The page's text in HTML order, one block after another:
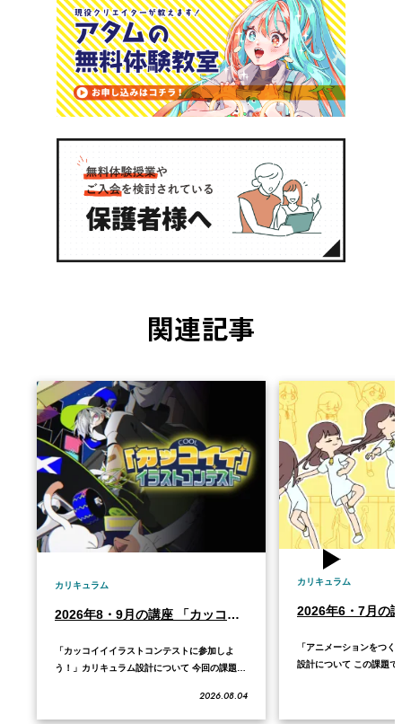
関連記事
カリキュラム
2026年8・9月の講座 「カッコイイイラストコンテストに参加しよう！」
「カッコイイイラストコンテストに参加しよ
う！」カリキュラム設計について 今回の課題で
概念をイラストで表現します。色、すがた形、
シチュエーションなど、さまざまな角度から自
2026.08.04
カリキュラム
「アニメーションをつく
設計について この課題で